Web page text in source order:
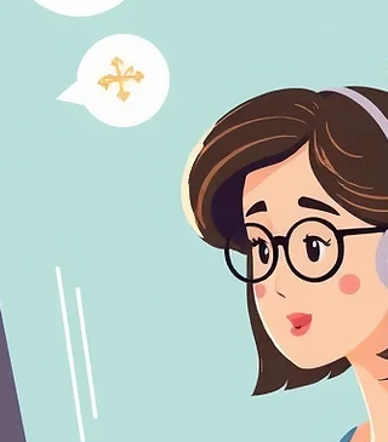
accordent aujourd'hui une place
importante aux approches cognitives et
comportementales dans la prise en
de nombreux troubles